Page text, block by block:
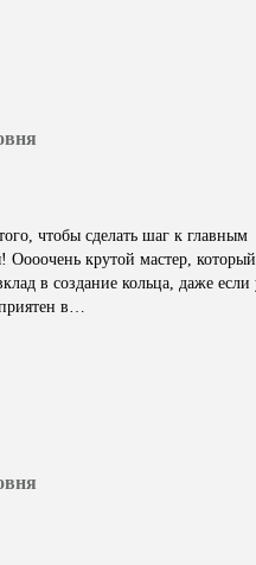
чтобы сделать шаг к главным
крутой мастер, который
в создание кольца, даже если
в…